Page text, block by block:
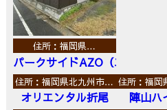
住所：福岡県…
パークサイドAZO（エーゼット
住所：福岡県北九州市…
オリエンタル折尾
住所：福
陣山ハ